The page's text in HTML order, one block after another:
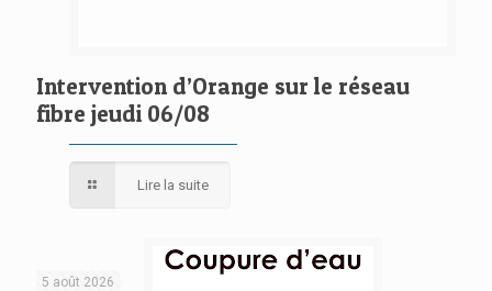
Intervention d’Orange sur le réseau
fibre jeudi 06/08
Lire la suite
5 août 2026